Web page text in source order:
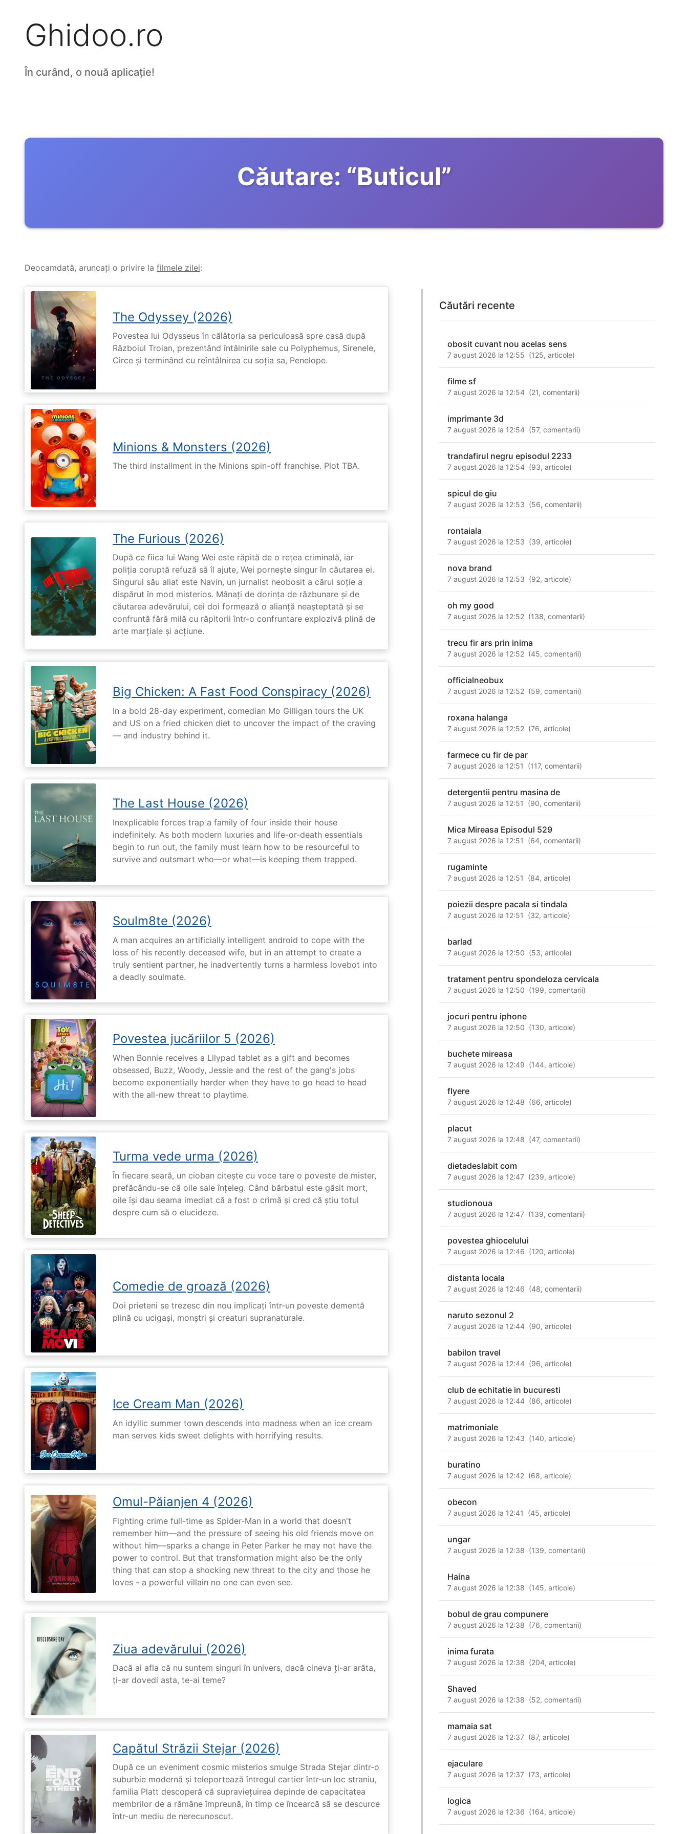
Ghidoo.ro
În curând, o nouă aplicație!
Căutare: “Buticul”
Deocamdată, aruncați o privire la filmele zilei:
The Odyssey (2026)
Povestea lui Odysseus în călătoria sa periculoasă spre casă după
Războiul Troian, prezentând întâlnirile sale cu Polyphemus, Sirenele,
Circe și terminând cu reîntâlnirea cu soția sa, Penelope.
Minions & Monsters (2026)
The third installment in the Minions spin-off franchise. Plot TBA.
The Furious (2026)
După ce fiica lui Wang Wei este răpită de o rețea criminală, iar
poliția coruptă refuză să îl ajute, Wei pornește singur în căutarea ei.
Singurul său aliat este Navin, un jurnalist neobosit a cărui soție a
dispărut în mod misterios. Mânați de dorința de răzbunare și de
căutarea adevărului, cei doi formează o alianță neașteptată și se
confruntă fără milă cu răpitorii într-o confruntare explozivă plină de
arte marțiale și acțiune.
Big Chicken: A Fast Food Conspiracy (2026)
In a bold 28-day experiment, comedian Mo Gilligan tours the UK
and US on a fried chicken diet to uncover the impact of the craving
— and industry behind it.
The Last House (2026)
Inexplicable forces trap a family of four inside their house
indefinitely. As both modern luxuries and life-or-death essentials
begin to run out, the family must learn how to be resourceful to
survive and outsmart who—or what—is keeping them trapped.
Soulm8te (2026)
A man acquires an artificially intelligent android to cope with the
loss of his recently deceased wife, but in an attempt to create a
truly sentient partner, he inadvertently turns a harmless lovebot into
a deadly soulmate.
Povestea jucăriilor 5 (2026)
When Bonnie receives a Lilypad tablet as a gift and becomes
obsessed, Buzz, Woody, Jessie and the rest of the gang's jobs
become exponentially harder when they have to go head to head
with the all-new threat to playtime.
Turma vede urma (2026)
În fiecare seară, un cioban citește cu voce tare o poveste de mister,
prefăcându-se că oile sale înțeleg. Când bărbatul este găsit mort,
oile își dau seama imediat că a fost o crimă și cred că știu totul
despre cum să o elucideze.
Comedie de groază (2026)
Doi prieteni se trezesc din nou implicați într-un poveste dementă
plină cu ucigași, monștri și creaturi supranaturale.
Ice Cream Man (2026)
An idyllic summer town descends into madness when an ice cream
man serves kids sweet delights with horrifying results.
Omul-Păianjen 4 (2026)
Fighting crime full-time as Spider-Man in a world that doesn't
remember him—and the pressure of seeing his old friends move on
without him—sparks a change in Peter Parker he may not have the
power to control. But that transformation might also be the only
thing that can stop a shocking new threat to the city and those he
loves - a powerful villain no one can even see.
Ziua adevărului (2026)
Dacă ai afla că nu suntem singuri în univers, dacă cineva ți-ar arăta,
ți-ar dovedi asta, te-ai teme?
Capătul Străzii Stejar (2026)
După ce un eveniment cosmic misterios smulge Strada Stejar dintr-o
suburbie modernă și teleportează întregul cartier într-un loc straniu,
familia Platt descoperă că supraviețuirea depinde de capacitatea
membrilor de a rămâne împreună, în timp ce încearcă să se descurce
într-un mediu de nerecunoscut.
Căutări recente
obosit cuvant nou acelas sens
7 august 2026 la 12:55 (125,articole)
filme sf
7 august 2026 la 12:54 (21,comentarii)
imprimante 3d
7 august 2026 la 12:54 (57,comentarii)
trandafirul negru episodul 2233
7 august 2026 la 12:54 (93,articole)
spicul de giu
7 august 2026 la 12:53 (56,comentarii)
rontaiala
7 august 2026 la 12:53 (39,articole)
nova brand
7 august 2026 la 12:53 (92,articole)
oh my good
7 august 2026 la 12:52 (138,comentarii)
trecu fir ars prin inima
7 august 2026 la 12:52 (45,comentarii)
officialneobux
7 august 2026 la 12:52 (59,comentarii)
roxana halanga
7 august 2026 la 12:52 (76,articole)
farmece cu fir de par
7 august 2026 la 12:51 (117,comentarii)
detergentii pentru masina de
7 august 2026 la 12:51 (90,comentarii)
Mica Mireasa Episodul 529
7 august 2026 la 12:51 (64,comentarii)
rugaminte
7 august 2026 la 12:51 (84,articole)
poiezii despre pacala si tindala
7 august 2026 la 12:51 (32,articole)
barlad
7 august 2026 la 12:50 (53,articole)
tratament pentru spondeloza cervicala
7 august 2026 la 12:50 (199,comentarii)
jocuri pentru iphone
7 august 2026 la 12:50 (130,articole)
buchete mireasa
7 august 2026 la 12:49 (144,articole)
flyere
7 august 2026 la 12:48 (66,articole)
placut
7 august 2026 la 12:48 (47,comentarii)
dietadeslabit com
7 august 2026 la 12:47 (239,articole)
studionoua
7 august 2026 la 12:47 (139,comentarii)
povestea ghiocelului
7 august 2026 la 12:46 (120,articole)
distanta locala
7 august 2026 la 12:46 (48,comentarii)
naruto sezonul 2
7 august 2026 la 12:44 (90,articole)
babilon travel
7 august 2026 la 12:44 (96,articole)
club de echitatie in bucuresti
7 august 2026 la 12:44 (86,articole)
matrimoniale
7 august 2026 la 12:43 (140,articole)
buratino
7 august 2026 la 12:42 (68,articole)
obecon
7 august 2026 la 12:41 (45,articole)
ungar
7 august 2026 la 12:38 (139,comentarii)
Haina
7 august 2026 la 12:38 (145,articole)
bobul de grau compunere
7 august 2026 la 12:38 (76,comentarii)
inima furata
7 august 2026 la 12:38 (204,articole)
Shaved
7 august 2026 la 12:38 (52,comentarii)
mamaia sat
7 august 2026 la 12:37 (87,articole)
ejaculare
7 august 2026 la 12:37 (73,articole)
logica
7 august 2026 la 12:36 (164,articole)